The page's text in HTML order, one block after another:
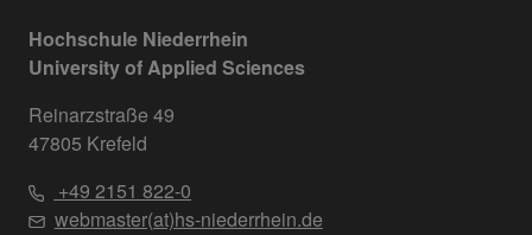
Hochschule Niederrhein
University of Applied Sciences
Reinarzstraße 49
47805 Krefeld
+49 2151 822-0
webmaster(at)hs-niederrhein.de